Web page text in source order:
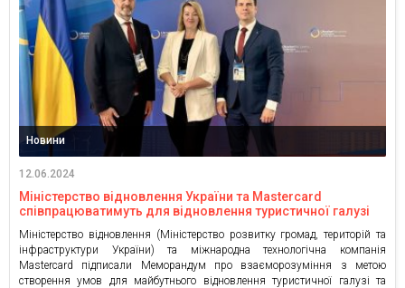
Новини
12.06.2024
Міністерство відновлення України та Mastercard
співпрацюватимуть для відновлення туристичної галузі
Міністерство відновлення (Міністерство розвитку громад, територій та
інфраструктури України) та міжнародна технологічна компанія
Mastercard підписали Меморандум про взаєморозуміння з метою
створення умов для майбутнього відновлення туристичної галузі та